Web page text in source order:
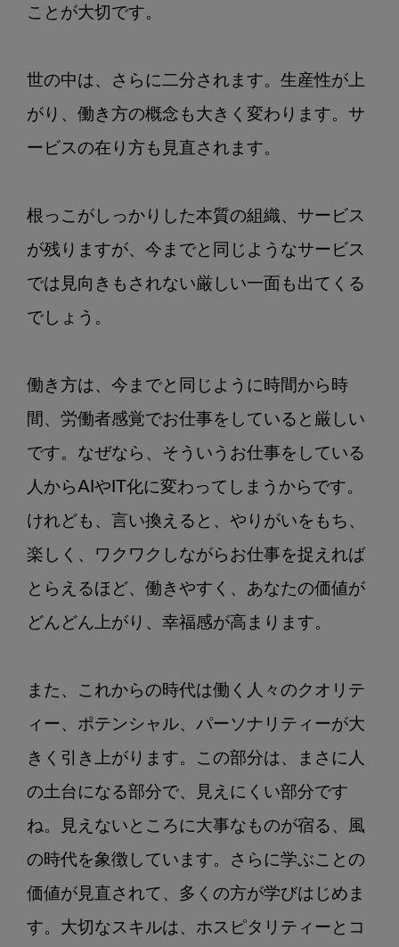
歯
手
に
り
Chapter2
よ
ことが大切です。
世の中は、さらに二分されます。生産性が上
がり、働き方の概念も大きく変わります。サ
ービスの在り方も見直されます。
根っこがしっかりした本質の組織、サービス
が残りますが、今までと同じようなサービス
では見向きもされない厳しい一面も出てくる
でしょう。
働き方は、今までと同じように時間から時
間、労働者感覚でお仕事をしていると厳しい
です。なぜなら、そういうお仕事をしている
人からAIやIT化に変わってしまうからです。
けれども、言い換えると、やりがいをもち、
楽しく、ワクワクしながらお仕事を捉えれば
とらえるほど、働きやすく、あなたの価値が
どんどん上がり、幸福感が高まります。
また、これからの時代は働く人々のクオリテ
ィー、ポテンシャル、パーソナリティーが大
きく引き上がります。この部分は、まさに人
の土台になる部分で、見えにくい部分です
ね。見えないところに大事なものが宿る、風
の時代を象徴しています。さらに学ぶことの
価値が見直されて、多くの方が学びはじめま
す。大切なスキルは、ホスピタリティーとコ